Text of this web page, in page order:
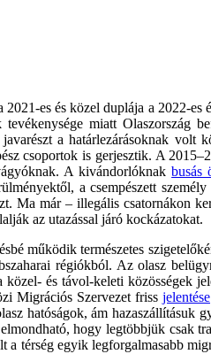
es és közel duplája a 2022-es
miatt
a határlezárásoknak volt
csoportok is gerjesztik. A
A kivándorlóknakbusás
a csempészett
Ma már – illegális csatornákon
az utazással járó kockázatokat.
működik természetes
régiókból. Az olasz
és távol-keleti közösségek
Migrációs Szervezet friss jelentése
hatóságok, ám hazaszállításuk
hogy legtöbbjük csak
térség egyik legforgalmasabb